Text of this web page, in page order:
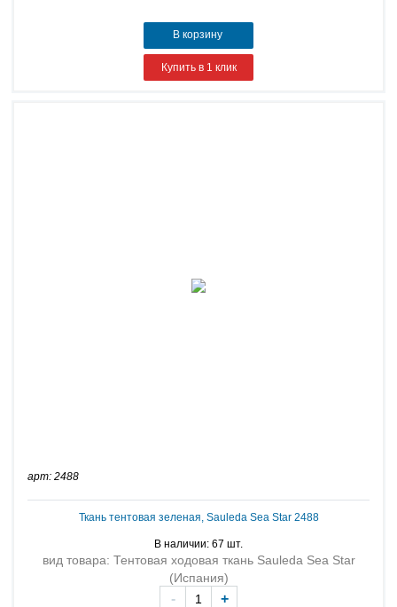
В корзину
Купить в 1 клик
арт: 2488
Ткань тентовая зеленая, Sauleda Sea Star 2488
В наличии: 67 шт.
вид товара: Тентовая ходовая ткань Sauleda Sea Star
(Испания)
- +